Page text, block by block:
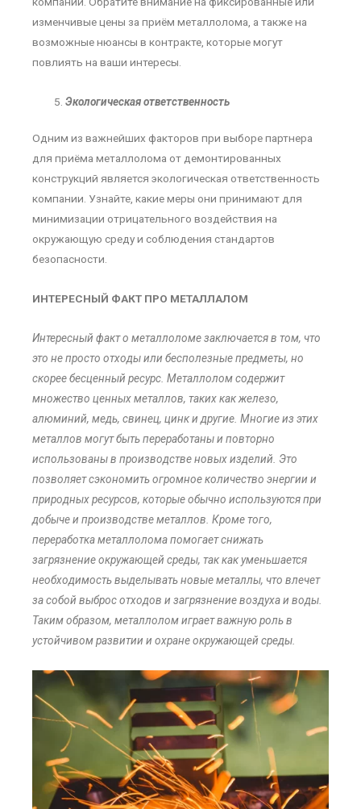
изменчивые цены за приём металлолома, а также на
возможные нюансы в контракте, которые могут
повлиять на ваши интересы.
Экологическая ответственность
Одним из важнейших факторов при выборе партнера
для приёма металлолома от демонтированных
конструкций является экологическая ответственность
компании. Узнайте, какие меры они принимают для
минимизации отрицательного воздействия на
окружающую среду и соблюдения стандартов
безопасности.
ИНТЕРЕСНЫЙ ФАКТ ПРО МЕТАЛЛАЛОМ
Интересный факт о металлоломе заключается в том, что
это не просто отходы или бесполезные предметы, но
скорее бесценный ресурс. Металлолом содержит
множество ценных металлов, таких как железо,
алюминий, медь, свинец, цинк и другие. Многие из этих
металлов могут быть переработаны и повторно
использованы в производстве новых изделий. Это
позволяет сэкономить огромное количество энергии и
природных ресурсов, которые обычно используются при
добыче и производстве металлов. Кроме того,
переработка металлолома помогает снижать
загрязнение окружающей среды, так как уменьшается
необходимость выделывать новые металлы, что влечет
за собой выброс отходов и загрязнение воздуха и воды.
Таким образом, металлолом играет важную роль в
устойчивом развитии и охране окружающей среды.